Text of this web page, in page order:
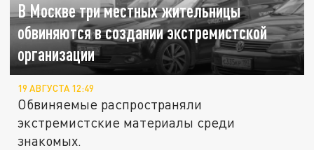
В Москве три местных жительницы
обвиняются в создании экстремистской
организации
19 АВГУСТА 12:49
Обвиняемые распространяли
экстремистские материалы среди
знакомых.